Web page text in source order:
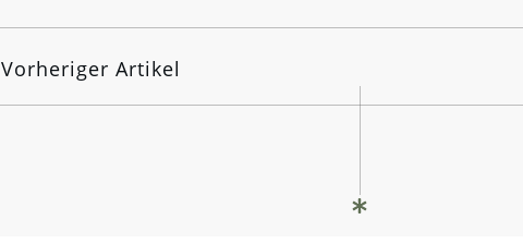
Vorheriger Artikel